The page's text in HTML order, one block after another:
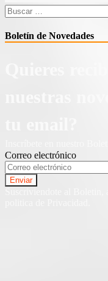
Buscar:
Boletín de Novedades
Correo electrónico